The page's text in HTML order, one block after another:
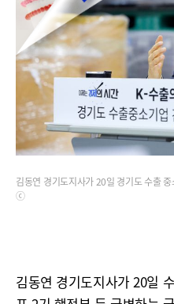
김동연 경기도지사가 20일 경기도 수출
ⓒ
김동연 경기도지사가 20일